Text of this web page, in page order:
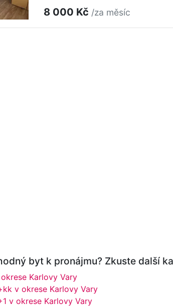
8 000 Kč /za měsíc
byt k pronájmu? Zkuste další
Karlovy Vary
v okrese Karlovy Vary
v okrese Karlovy Vary